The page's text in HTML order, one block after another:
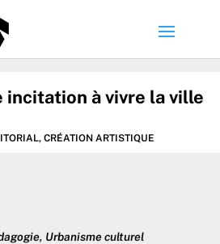
incitation à vivre la ville
, CRÉATION ARTISTIQUE
, Urbanisme culturel